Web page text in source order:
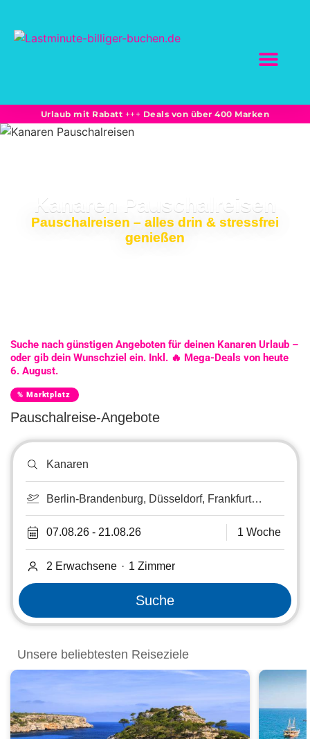
Urlaub mit Rabatt +++ Deals von über 400 Marken
Kanaren Pauschalreisen
Pauschalreisen – alles drin & stressfrei
genießen
Suche nach günstigen Angeboten für deinen Kanaren Urlaub –
oder gib dein Wunschziel ein. Inkl. 🔥 Mega-Deals von heute
6. August.
% Marktplatz